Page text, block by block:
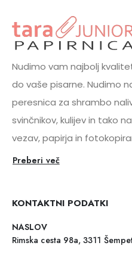
Nudimo vam najbolj
do vaše pisarne. Nudimo
peresnica za shrambo
svinčnikov, kulijev in tako
vezav, papirja in
Preberi več
KONTAKTNI PODATKI
NASLOV
Rimska cesta 98a, 3311